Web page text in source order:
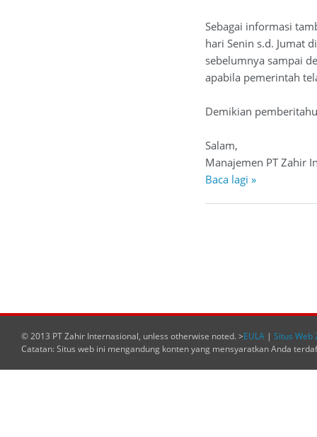
Sebagai informasi
hari Senin s.d. Jumat
sebelumnya sampai
apabila pemerintah
Demikian
Salam,
Manajemen PT Zahir
Baca lagi »
© 2013 PT Zahir Internasional, unless otherwise noted. >EULA | Situs Web
Catatan: Situs web ini mengandung konten yang mensyaratkan Anda